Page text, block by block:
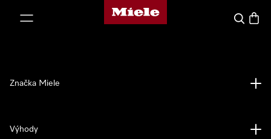
Domovská stránka spoločnosti Miele
Hľadať
Značka Miele
Výhody